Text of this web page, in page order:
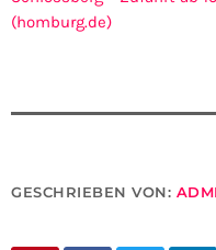
(homburg.de)
GESCHRIEBEN VON: